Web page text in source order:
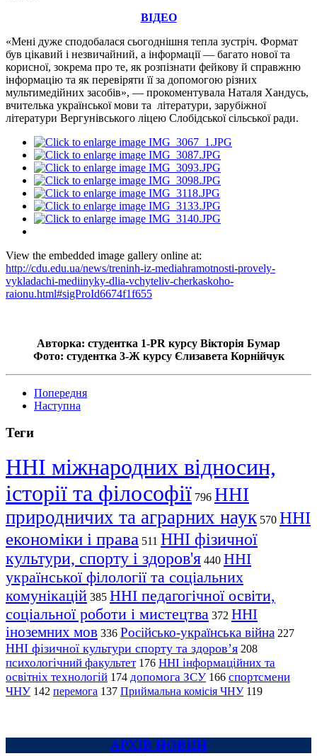
ВІДЕО
«Мені дуже сподобалася сьогоднішня тепла зустріч. Формат
був цікавий і незвичайний, а інформації — багато нової та
корисної, зокрема про те, як розпізнати фейкову й справжню
інформацію та як перевіряти її за допомогою різних
мультимедійних засобів», — прокоментувала Наталя Хандусь,
вчителька української мови та літератури, зарубіжної
літератури Вергунівського ліцею Слобідської сільської ради.
View the embedded image gallery online at:
http://cdu.edu.ua/news/treninh-iz-mediahramotnosti-provely-
vykladachi-mediinyky-dlia-vchyteliv-cherkaskoho-
raionu.html#sigProId6674f1f655
Авторка: студентка 1-PR курсу Вікторія Бумар
Фото: студентка 3-Ж курсу Єлизавета Корнійчук
Попередня
Наступна
Теги
ННІ міжнародних відносин,
історії та філософії 796 ННІ
природничих та аграрних наук 570 ННІ
економіки і права 511 ННІ фізичної
культури, спорту і здоров'я 440 ННІ
української філології та соціальних
комунікацій 385 ННІ педагогічної освіти,
соціальної роботи і мистецтва 372 ННІ
іноземних мов 336 Російсько-українська війна 227
ННІ фізичної культури спорту та здоров’я 208
психологічний факультет 176 ННІ інформаційних та
освітніх технологій 174 допомога ЗСУ 166 спортсмени
ЧНУ 142 перемога 137 Приймальна комісія ЧНУ 119
АРХІВ НОВИН